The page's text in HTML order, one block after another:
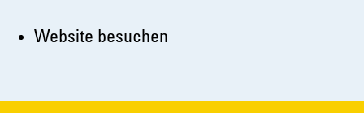
Website besuchen